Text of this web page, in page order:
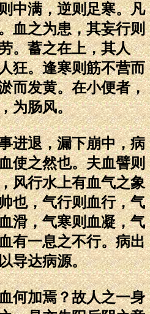
中满，逆则足寒。凡
血之为患，其妄行则
。蓄之在上，其人
狂。逢寒则筋不营而
而发黄。在小便者，
为肠风。
退，漏下崩中，病
使之然也。夫血譬则
风行水上有血气之象
也，气行则血行，气
滑，气寒则血凝，气
有一息之不行。病出
导达病源。
加焉？故人之一身